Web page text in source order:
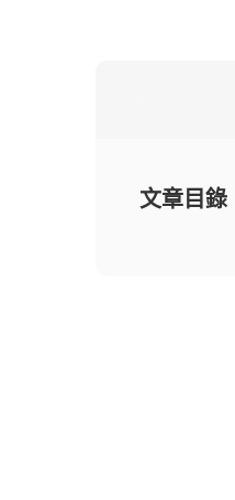
文章目錄